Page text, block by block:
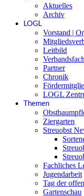
Aktuelles
Archiv
LOGL
Vorstand |
Leitbild
Partner
Chronik
LOGL
Themen
Ziergarten
Streuobst
Fachliches
Jugendarbeit
Tag der
Gartenschau